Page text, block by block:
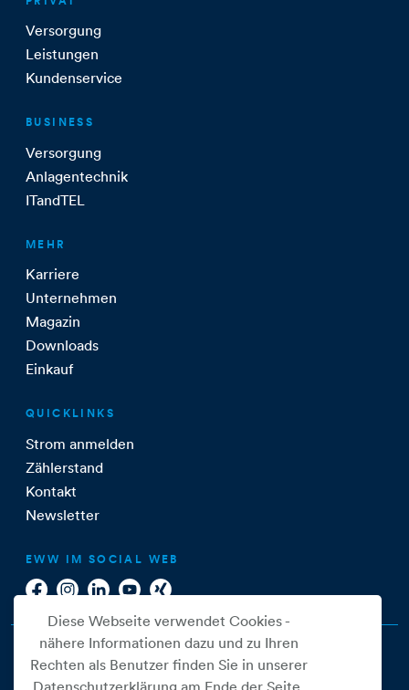
Versorgung
Leistungen
Kundenservice
BUSINESS
Versorgung
Anlagentechnik
ITandTEL
MEHR
Karriere
Unternehmen
Magazin
Downloads
Einkauf
QUICKLINKS
Strom anmelden
Zählerstand
Kontakt
Newsletter
EWW IM SOCIAL WEB
Diese Webseite verwendet Cookies -
nähere Informationen dazu und zu Ihren
Rechten als Benutzer finden Sie in unserer
Datenschutzerklärung am Ende der Seite.